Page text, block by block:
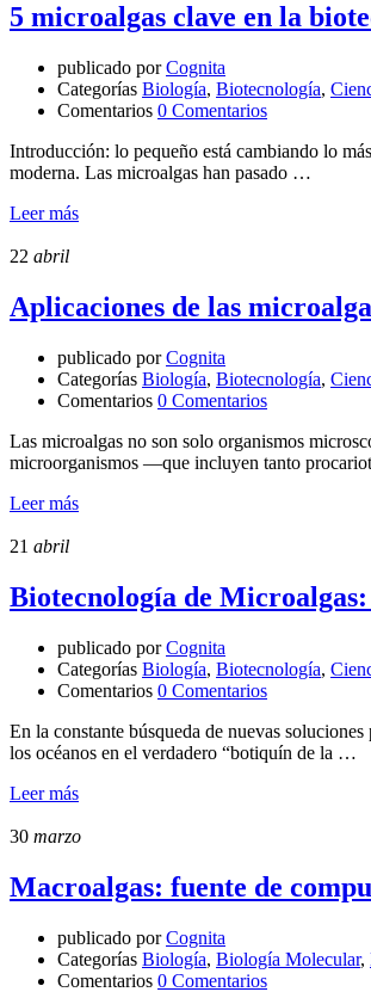
5 microalgas clave en la
publicado por Cognita
Categorías Biología, Biotecnología,
Comentarios 0 Comentarios
Introducción: lo pequeño está cambiando lo
moderna. Las microalgas han pasado …
Leer más
22 abril
Aplicaciones de las
publicado por Cognita
Categorías Biología, Biotecnología,
Comentarios 0 Comentarios
Las microalgas no son solo organismos
microorganismos —que incluyen tanto
Leer más
21 abril
Biotecnología de
publicado por Cognita
Categorías Biología, Biotecnología,
Comentarios 0 Comentarios
En la constante búsqueda de nuevas
los océanos en el verdadero “botiquín de la …
Leer más
30 marzo
Macroalgas: fuente de
publicado por Cognita
Categorías Biología, Biología Molecular,
Comentarios 0 Comentarios